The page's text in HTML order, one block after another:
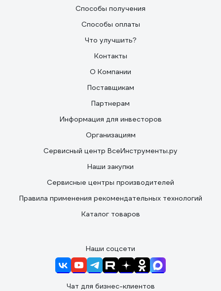
Способы получения
Способы оплаты
Что улучшить?
Контакты
О Компании
Поставщикам
Партнерам
Информация для инвесторов
Организациям
Сервисный центр ВсеИнструменты.ру
Наши закупки
Сервисные центры производителей
Правила применения рекомендательных технологий
Каталог товаров
Наши соцсети
Чат для бизнес-клиентов